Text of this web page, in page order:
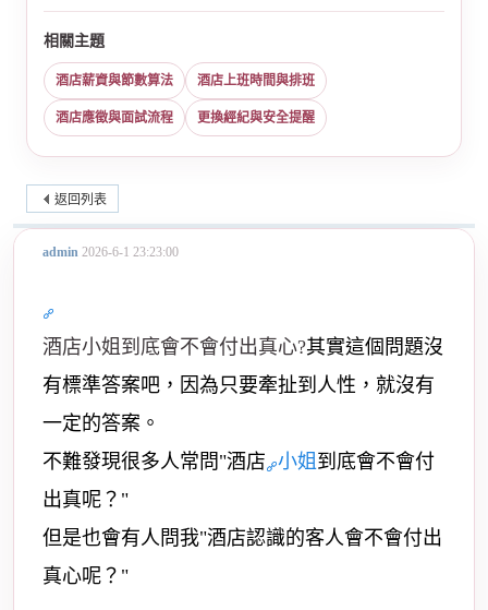
相關主題
酒店薪資與節數算法 酒店上班時間與排班
酒店應徵與面試流程 更換經紀與安全提醒
返回列表
admin 2026-6-1 23:23:00
酒店小姐到底會不會付出真心?其實這個問題沒
有標準答案吧，因為只要牽扯到人性，就沒有
一定的答案。
不難發現很多人常問"酒店 小姐到底會不會付
出真呢？"
但是也會有人問我"酒店認識的客人會不會付出
真心呢？"